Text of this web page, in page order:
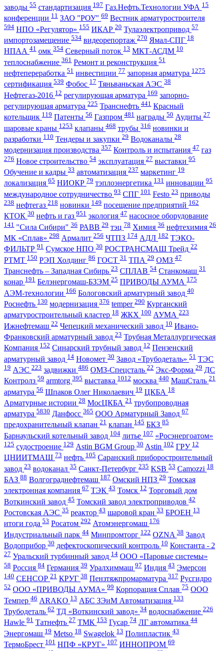
заводы 55 стандартизация 197 Газ.Нефть.Технологии УФА 15
конференции 11 ЗАО "РОУ" 69 Вестник арматуростроителя
594 НПО «Регулятор» 155 ИКАР 20 Тулаэлектропривод 57
импортозамещение 534 видеорепортаж 270 Ямал-СПГ 18
НПАА 41 омк 354 Северный поток 13 МКТ-АСДМ 10
теплоснабжение 361 Ремонт и реконструкция 51
нефтепереработка 51 инвестиции 77 запорная арматура 1275
сертификация 539 Фобос 17 Тяньваньская АЭС 38
Нефтегаз-2016 12 регулирующая арматура 169 запорно-
регулирующая арматура 225 Транснефть 441 Красный
котельщик 119 Патенты 56 Газпром 481 награды 50 Аудиты 27
шаровые краны 1253 клапаны 468 трубы 316 новинки и
разработки 110 Тендеры и закупки 29 Водоканалы 28
модернизация производства 357 Контроль и испытания 47 газ
276 Новое строительство 54 эксплуатация 27 выставки 95
Обучение и кадры 33 автоматизация 237 маркетинг 19
локализация 65 НИОКР 79 тэплоэнергетика 131 инновации 95
международное сотрудничество 93 СПГ 101 Festo 23 приводы
238 нефтегаз 218 новинки 149 посещение предприятий 162
КТОК 30 нефть и газ 951 экология 47 насосное оборудование
141 "Сила Сибири" 36 РАВВ 29 тэц 78 Химия 36 нефтехимия 26
МК «Сплав» 298 Армалит 256 ЧТПЗ 174 АДЛ 182 ТЭКО-
ФИЛЬТР 91 Сумское НПО 30 РОСТРАНСМАШ Трейд 22
РТМТ 150 РЭП Холдинг 86 ГОСТ 31 ТПА 29 ОМЗ 47
Транснефть – Западная Сибирь 23 СПЛАВ 54 Станкомаш 31
конар 191 Белэнергомаш-БЗЭМ 25 ПРИВОДЫ АУМА 175
АЭМ-технологии 166 Бологовский арматурный завод 40
Роснефть 130 модернизация 376 temper 290 Курганский
арматуростроительный кластер 18 ЖКХ 100 АУМА 223
Ижнефтемаш 22 Чепецкий механический завод 10 Ивано-
Франковский арматурный завод 23 Трубная Металлургическая
Компания 152 Синарский трубный завод 12 Пензенский
арматурный завод 14 Новомет 30 Завод «Трубодеталь» 51 ТЭС
19 АЭС 223 задвижки 486 ОМЗ-Спецсталь 22 Экс-Форма 29 ДС
Контролз 59 armtorg 395 выставка 1012 москва 440 МашСталь 21
арматура 56 Шпаков Олег Николаевич 19 ЦКБА 18
Арматурные истории 28 МосЦКБА 21 трубопроводная
арматура 5830 Данфосс 365 ООО Арматурный Завод 67
предохранительный клапан 21 клапан 145 БКЗ 85
Барнаульский котельный завод 104 литье 107 «Росэнергоатом»
125 судостроение 129 Astin BGM Group 30 Astin 102 ГРУ 12
ЦНИИТМАШ 73 нефть 105 Саранский приборостроительный
завод 23 водоканал 35 Санкт-Петербург 235 KSB 53 Camozzi 18
БАЗ 88 Волгограднефтемаш 187 Омский НПЗ 29 Томская
электронная компания 67 ТЭК 43 Томск 12 Торговый дом
Воткинский завод 45 Томский завод электроприводов 42
Ростовская АЭС 35 реактор 43 шаровой кран 33 БРОЕН 13
итоги года 53 Росатом 292 Атомэнергомаш 176
Индустриальный парк 44 Минпромторг 122 OZNA 38 Завод
Водоприбор 30 дефектоскопический контроль 10 Константа - 2
27 Уральский турбинный завод 14 ООО «Паровые системы»
58 Россия 84 Германия 39 Уралхиммаш 97 Индия 43 Эмерсон
140 СЕНСОР 21 КРУГ 38 Пензтяжпромарматура 317 Русгидро
52 ООО «ПРИВОДЫ АУМА» 99 Корпорация Сплав 75 ООО
Темпер 46 ARAKO 13 АБС ЗЭиМ Автоматизация 133
Трубодеталь 62 ТД «Воткинский завод» 34 водоснабжение 226
Hawle 91 Татнефть 27 ТМК 153 Гусар 74 ЛГ автоматика 44
Энергомаш 19 Metso 18 Swagelok 13 Полипластик 43
ТермоБрест 101 НПФ «КРУГ» 107 ИННОПРОМ 69